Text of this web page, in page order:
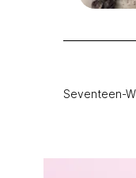
Seventeen-